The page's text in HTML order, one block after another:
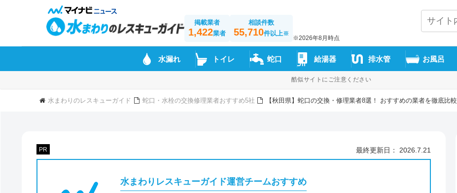
掲載業者
1,422業者
相談件数
55,710件以上※
※2026年8月時点
水漏れ トイレ 蛇口 給湯器 排水管 お風呂
酷似サイトにご注意ください
水まわりのレスキューガイド 蛇口・水栓の交換修理業者おすすめ5社 【秋田県】蛇口の交換・修理業者8選！ おすすめの業者を徹底比較
PR 最終更新日： 2026.7.21
水まわりレスキューガイド運営チームおすすめ